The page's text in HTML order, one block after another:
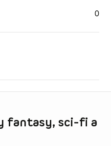
0
fantasy, sci-fi a